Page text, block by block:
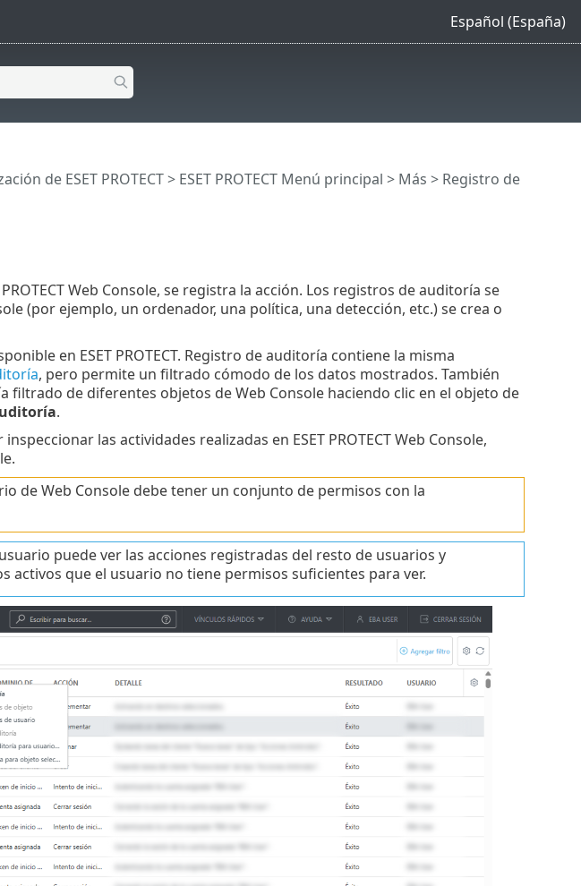
Español (España)
de ESET PROTECT> ESET PROTECT Menú principal > Más > Registro de
Web Console, se registra la acción. Los registros de auditoría se
(por ejemplo, un ordenador, una política, una detección, etc.) se crea o
en ESET PROTECT. Registro de auditoría contiene la misma
, pero permite un filtrado cómodo de los datos mostrados. También
de diferentes objetos de Web Console haciendo clic en el objeto de
.
las actividades realizadas en ESET PROTECT Web Console,
de Web Console debe tener un conjunto de permisos con la
puede ver las acciones registradas del resto de usuarios y
activos que el usuario no tiene permisos suficientes para ver.